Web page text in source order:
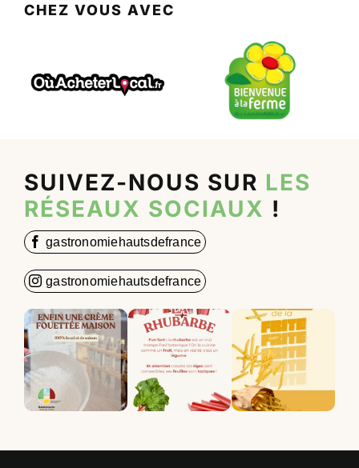
CHEZ VOUS AVEC
SUIVEZ-NOUS SUR LES
RÉSEAUX SOCIAUX !